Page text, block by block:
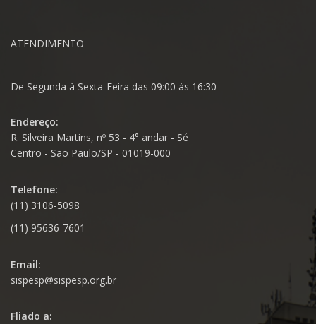
ATENDIMENTO
De Segunda à Sexta-Feira das 09:00 às 16:30
Endereço:
R. Silveira Martins, nº 53 - 4° andar - Sé
Centro - São Paulo/SP - 01019-000
Telefone:
(11) 3106-5098
(11) 95636-7601
Email:
sispesp@sispesp.org.br
Fliado a: